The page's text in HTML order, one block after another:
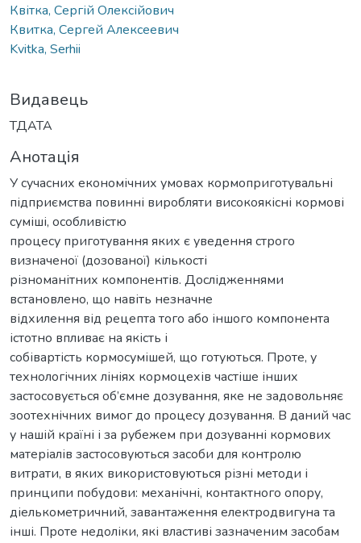
Квітка, Сергій Олексійович
Квитка, Сергей Алексеевич
Kvitka, Serhii
Видавець
ТДАТА
Анотація
У сучасних економічних умовах кормоприготувальні
підприємства повинні виробляти високоякісні кормові
суміші, особливістю
процесу приготування яких є уведення строго
визначеної (дозованої) кількості
різноманітних компонентів. Дослідженнями
встановлено, що навіть незначне
відхилення від рецепта того або іншого компонента
істотно впливає на якість і
собівартість кормосумішей, що готуються. Проте, у
технологічних лініях кормоцехів частіше інших
застосовується об’ємне дозування, яке не задовольняє
зоотехнічних вимог до процесу дозування. В даний час
у нашій країні і за рубежем при дозуванні кормових
матеріалів застосовуються засоби для контролю
витрати, в яких використовуються різні методи і
принципи побудови: механічні, контактного опору,
діелькометричний, завантаження електродвигуна та
інші. Проте недоліки, які властиві зазначеним засобам